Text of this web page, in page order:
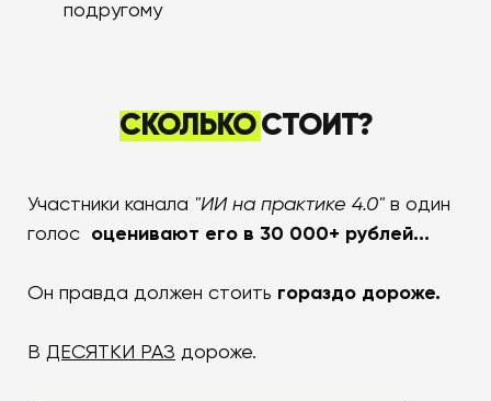
подругому
СКОЛЬКОСТОИТ?
Участники канала "ИИ на практике 4.0" в один
голоc
оценивают его в 30 000+ рублей...
Он правда должен стоить гораздо дороже.
В ДЕСЯТКИ РАЗ дороже.